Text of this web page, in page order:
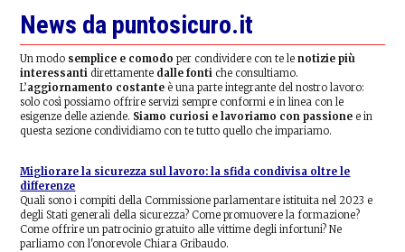
News da puntosicuro.it
Un modo semplice e comodo per condividere con te lenotizie più
interessanti direttamente dalle fonti che consultiamo.
L’aggiornamento costante è una parte integrante del nostro lavoro:
solo così possiamo offrire servizi sempre conformi e in linea con le
esigenze delle aziende. Siamo curiosi e lavoriamo con passione e in
questa sezione condividiamo con te tutto quello che impariamo.
Migliorare la sicurezza sul lavoro: la sfida condivisa oltre le
differenze
Quali sono i compiti della Commissione parlamentare istituita nel 2023 e
degli Stati generali della sicurezza? Come promuovere la formazione?
Come offrire un patrocinio gratuito alle vittime degli infortuni? Ne
parliamo con l'onorevole Chiara Gribaudo.